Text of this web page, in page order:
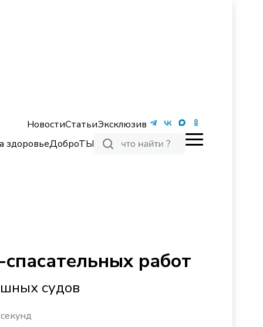
НовостиСтатьиЭксклюзив
здоровьеДоброТЫ
работ
судов